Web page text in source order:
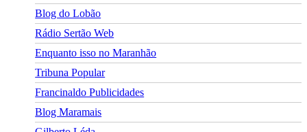
Blog do Lobão
Rádio Sertão Web
Enquanto isso no Maranhão
Tribuna Popular
Francinaldo Publicidades
Blog Maramais